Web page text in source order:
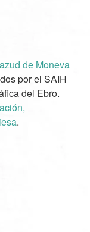
de Moneva
por el SAIH
del Ebro.
.